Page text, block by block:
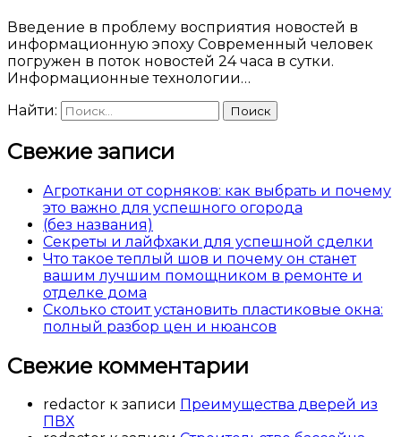
Введение в проблему восприятия новостей в
информационную эпоху Современный человек
погружен в поток новостей 24 часа в сутки.
Информационные технологии…
Найти:
Свежие записи
Агроткани от сорняков: как выбрать и почему
это важно для успешного огорода
(без названия)
Секреты и лайфхаки для успешной сделки
Что такое теплый шов и почему он станет
вашим лучшим помощником в ремонте и
отделке дома
Сколько стоит установить пластиковые окна:
полный разбор цен и нюансов
Свежие комментарии
redactor к записи Преимущества дверей из
ПВХ